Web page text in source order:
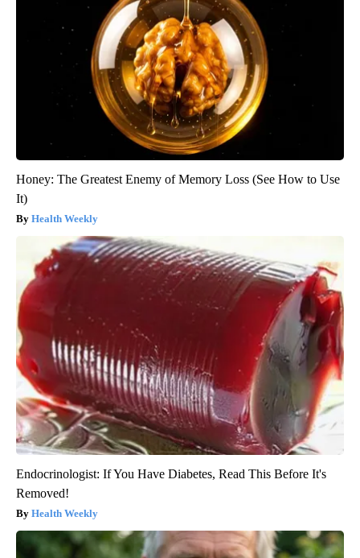
Honey: The Greatest Enemy of Memory Loss (See How to Use
It)
Health Weekly
Endocrinologist: If You Have Diabetes, Read This Before It's
Removed!
Health Weekly